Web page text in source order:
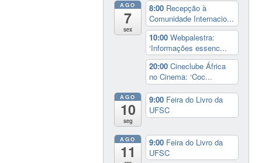
AGO
7
sex
8:00 Recepção à
Comunidade Internacio...
10:00Webpalestra:
‘Informações essenc...
20:00Cineclube África
no Cinema: ‘Coc...
AGO
10
seg
9:00 Feira do Livro da
UFSC
AGO
11
9:00 Feira do Livro da
UFSC